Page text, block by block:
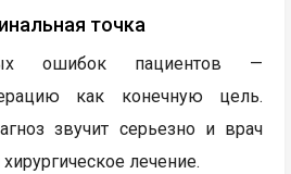
точка
ошибок пациентов —
как конечную цель.
звучит серьезно и врач
лечение.